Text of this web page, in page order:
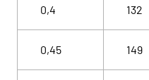
0,4 132
0,45 149